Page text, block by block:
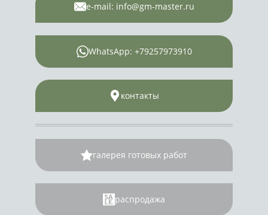
e-mail: info@gm-master.ru
WhatsApp: +79257973910
контакты
галерея готовых работ
распродажа